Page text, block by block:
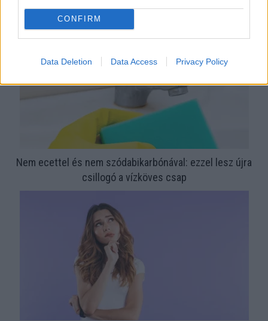
CONFIRM
Data Deletion Data Access Privacy Policy
Nem ecettel és nem szódabikarbónával: ezzel lesz újra
csillogó a vízköves csap